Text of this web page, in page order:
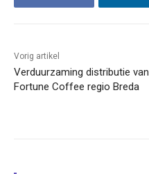
Vorig artikel
Verduurzaming distributie van
Fortune Coffee regio Breda